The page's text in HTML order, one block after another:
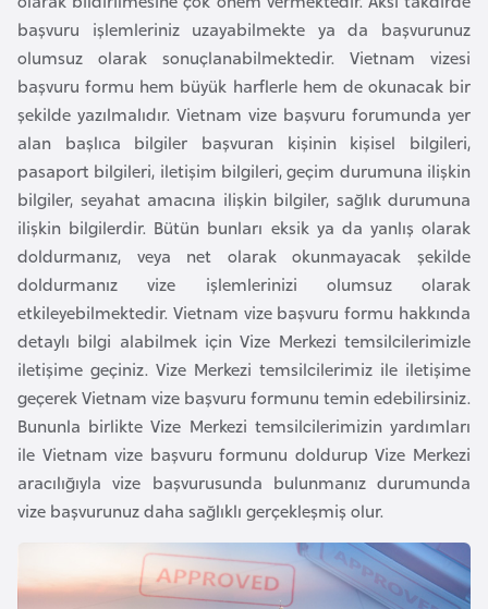
başvuru işlemleriniz uzayabilmekte ya da başvurunuz
olumsuz olarak sonuçlanabilmektedir. Vietnam vizesi
başvuru formu hem büyük harflerle hem de okunacak bir
şekilde yazılmalıdır. Vietnam vize başvuru forumunda yer
alan başlıca bilgiler başvuran kişinin kişisel bilgileri,
pasaport bilgileri, iletişim bilgileri, geçim durumuna ilişkin
bilgiler, seyahat amacına ilişkin bilgiler, sağlık durumuna
ilişkin bilgilerdir. Bütün bunları eksik ya da yanlış olarak
doldurmanız, veya net olarak okunmayacak şekilde
doldurmanız vize işlemlerinizi olumsuz olarak
etkileyebilmektedir. Vietnam vize başvuru formu hakkında
detaylı bilgi alabilmek için Vize Merkezi temsilcilerimizle
iletişime geçiniz. Vize Merkezi temsilcilerimiz ile iletişime
geçerek Vietnam vize başvuru formunu temin edebilirsiniz.
Bununla birlikte Vize Merkezi temsilcilerimizin yardımları
ile Vietnam vize başvuru formunu doldurup Vize Merkezi
aracılığıyla vize başvurusunda bulunmanız durumunda
vize başvurunuz daha sağlıklı gerçekleşmiş olur.
E
r
m
e
n
i
s
t
a
n
E
s
t
o
n
y
E